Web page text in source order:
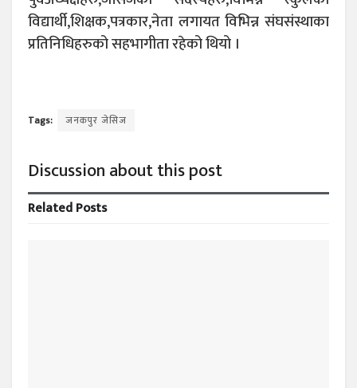
विद्यार्थी,शिक्षक,पत्रकार,नेता लगायत विभिन्न संघसंस्थाका
प्रतिनिधिहरुको सहभागीता रहेको थियो ।
Tags: जनकपुर जेसिज
Discussion about this post
RelatedPosts